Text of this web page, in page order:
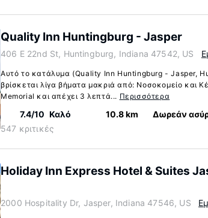
Quality Inn Huntingburg - Jasper
406 E 22nd St, Huntingburg, Indiana 47542, US
Αυτό το κατάλυμα (Quality Inn Huntingburg - Jasper,
βρίσκεται λίγα βήματα μακριά από: Νοσοκομείο και
Memorial και απέχει 3 λεπτά... Περισσότερα
7.4/10 Καλό
547 κριτικές
10.8 km Δωρεάν
Holiday Inn Express Hotel & Suites
2000 Hospitality Dr, Jasper, Indiana 47546, US